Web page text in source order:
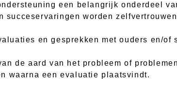
een belangrijk onderdeel
worden
en gesprekken met ouders en/of
de aard van het probleem of
waarna een evaluatie plaatsvindt.